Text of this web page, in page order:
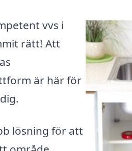
vvs i
rätt! Att
är här för
lösning för att